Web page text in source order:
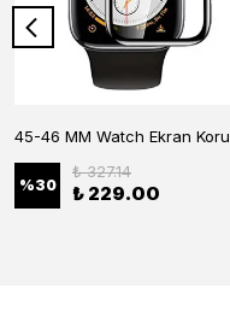
%30
₺ 327.14
₺ 229.00